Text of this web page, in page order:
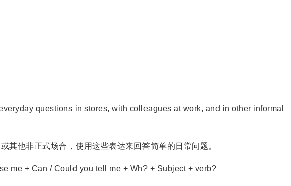
questions in stores, with colleagues at work, and in other informal
他非正式场合，使用这些表达来回答简单的日常问题。
+ Can / Could you tell me + Wh? + Subject + verb?